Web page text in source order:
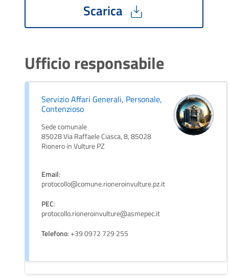
Scarica
Ufficio responsabile
Servizio Affari Generali, Personale,
Contenzioso
Sede comunale
85028 Via Raffaele Ciasca, 8, 85028
Rionero in Vulture PZ
Email:
protocollo@comune.rioneroinvulture.pz.it
PEC:
protocollo.rioneroinvulture@asmepec.it
Telefono: +39 0972 729 255